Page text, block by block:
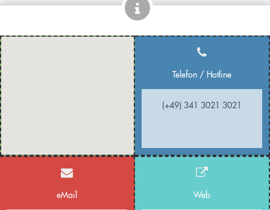
Telefon / Hotline
(+49) 341 3021 3021
eMail Web